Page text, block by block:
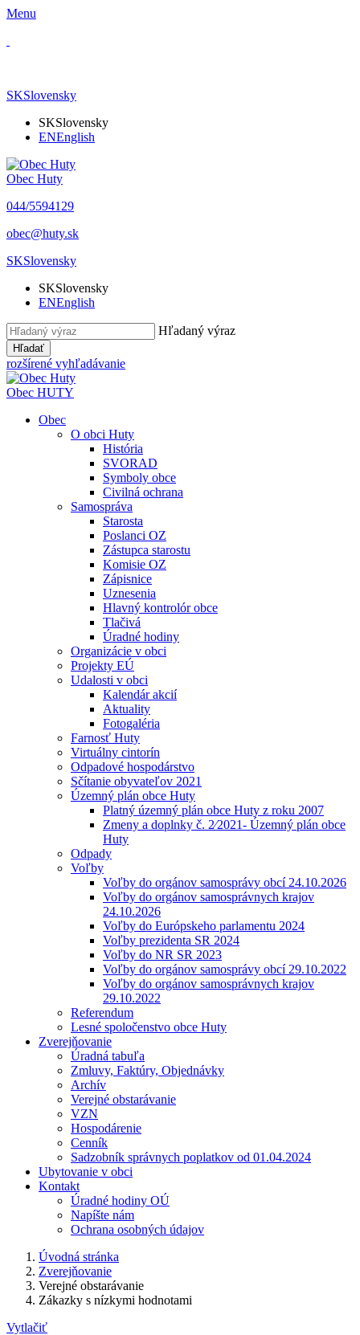
Menu
SKSlovensky
SKSlovensky
ENEnglish
Obec Huty
​044/5594129
​obec@huty.sk
SKSlovensky
SKSlovensky
ENEnglish
Hľadaný výraz
Hľadať
rozšírené vyhľadávanie
Obec HUTY
Obec
O obci Huty
História
SVORAD
Symboly obce
Civilná ochrana
Samospráva
Starosta
Poslanci OZ
Zástupca starostu
Komisie OZ
Zápisnice
Uznesenia
Hlavný kontrolór obce
Tlačivá
Úradné hodiny
Organizácie v obci
Projekty EÚ
Udalosti v obci
Kalendár akcií
Aktuality
Fotogaléria
Farnosť Huty
Virtuálny cintorín
Odpadové hospodárstvo
Sčítanie obyvateľov 2021
Územný plán obce Huty
Platný územný plán obce Huty z roku 2007
Zmeny a doplnky č. 2⁄2021- Územný plán obce
Huty
Odpady
Voľby
Voľby do orgánov samosprávy obcí 24.10.2026
Voľby do orgánov samosprávnych krajov
24.10.2026
Voľby do Európskeho parlamentu 2024
Voľby prezidenta SR 2024
Voľby do NR SR 2023
Voľby do orgánov samosprávy obcí 29.10.2022
Voľby do orgánov samosprávnych krajov
29.10.2022
Referendum
Lesné spoločenstvo obce Huty
Zverejňovanie
Úradná tabuľa
Zmluvy, Faktúry, Objednávky
Archív
Verejné obstarávanie
VZN
Hospodárenie
Cenník
Sadzobník správnych poplatkov od 01.04.2024
Ubytovanie v obci
Kontakt
Úradné hodiny OÚ
Napíšte nám
Ochrana osobných údajov
Úvodná stránka
Zverejňovanie
Verejné obstarávanie
Zákazky s nízkymi hodnotami
Vytlačiť